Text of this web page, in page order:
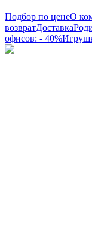
Подбор по ценеО
возвратДоставка
офисов: - 40%